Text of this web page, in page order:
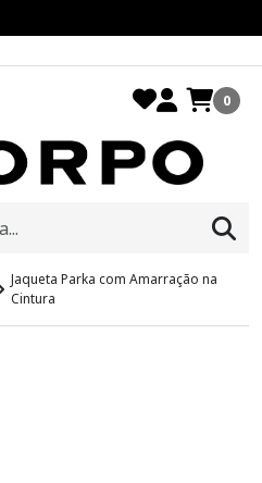
0
Jaqueta Parka com Amarração na
Cintura